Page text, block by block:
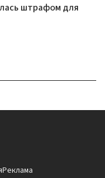
штрафом для
Реклама